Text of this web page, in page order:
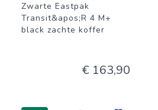
Zwarte Eastpak
Transit&apos;R 4 M+
black zachte koffer
€ 163,90